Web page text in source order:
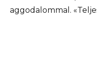
aggodalommal.